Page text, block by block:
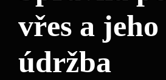
vřes a jeho
údržba